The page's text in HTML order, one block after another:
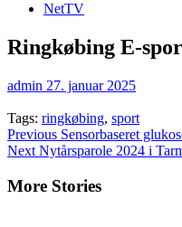
NetTV
Ringkøbing E-
admin 27. januar 2025
Tags: ringkøbing, sport
Continue
Reading
Previous Sensorbaseret
Next Nytårsparole 2024 i
More Stories